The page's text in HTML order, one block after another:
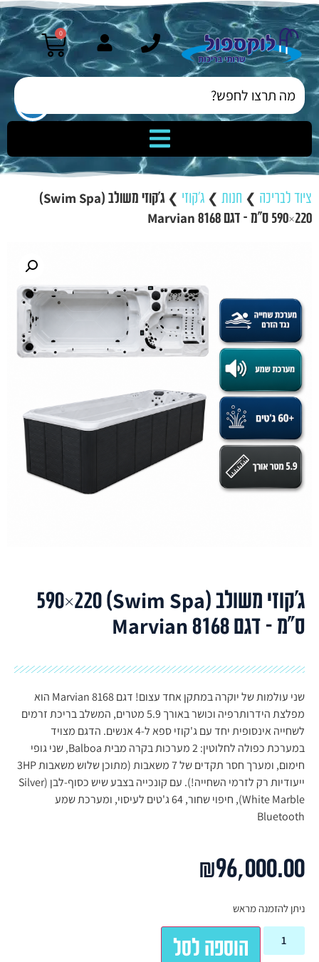
0
ציוד לבריכה ❯ חנות ❯ ג'קוזי ❯
ג'קוזי משולב (Swim Spa)
590×220 ס"מ – דגם Marvian 8168
ג'קוזי משולב (Swim Spa) 590×220
ס"מ – דגם Marvian 8168
שני עולמות של יוקרה במתקן אחד עצום! דגם Marvian 8168 הוא
מפלצת הידרותרפיה וכושר באורך 5.9 מטרים, המשלב בריכת זרמים
לשחייה אינסופית יחד עם ג'קוזי ספא ל-4 אנשים. הדגם מצויד
במערכת כפולה לחלוטין: 2 מערכות בקרה מבית Balboa, שני גופי
חימום, ומערך חסר תקדים של 7 משאבות (מתוכן שלוש משאבות 3HP
ייעודיות רק לזרמי השחייה!). עם קונכייה בצבע שיש כסוף-לבן (Silver
White Marble), חיפוי שחור, 64 ג'טים לעיסוי, ומערכת שמע
Bluetooth
₪96,000.00
ניתן להזמנה מראש
הוספה לסל